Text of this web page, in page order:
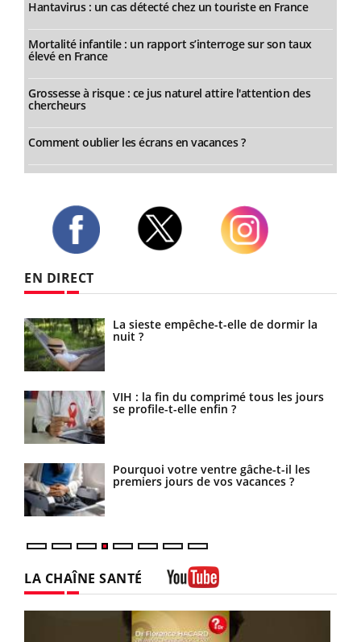
Hantavirus : un cas détecté chez un touriste en France
Mortalité infantile : un rapport s’interroge sur son taux
élevé en France
Grossesse à risque : ce jus naturel attire l'attention des
chercheurs
Comment oublier les écrans en vacances ?
EN DIRECT
La sieste empêche-t-elle de dormir la
nuit ?
VIH : la fin du comprimé tous les jours
se profile-t-elle enfin ?
Pourquoi votre ventre gâche-t-il les
premiers jours de vos vacances ?
LA CHAÎNE SANTÉ